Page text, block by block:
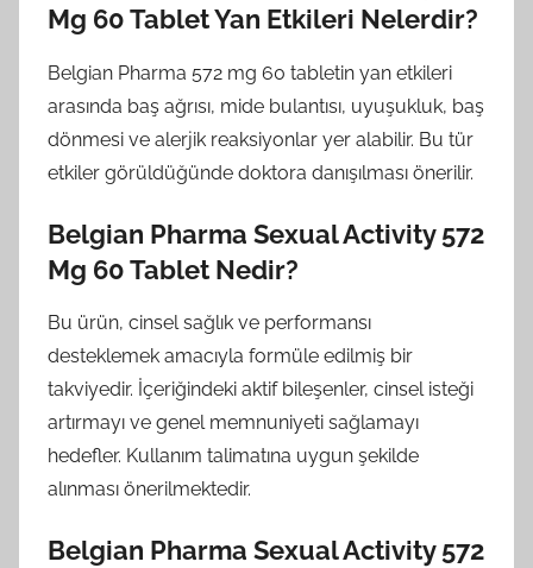
Mg 60 Tablet Yan Etkileri Nelerdir?
Belgian Pharma 572 mg 60 tabletin yan etkileri
arasında baş ağrısı, mide bulantısı, uyuşukluk, baş
dönmesi ve alerjik reaksiyonlar yer alabilir. Bu tür
etkiler görüldüğünde doktora danışılması önerilir.
Belgian Pharma Sexual Activity 572
Mg 60 Tablet Nedir?
Bu ürün, cinsel sağlık ve performansı
desteklemek amacıyla formüle edilmiş bir
takviyedir. İçeriğindeki aktif bileşenler, cinsel isteği
artırmayı ve genel memnuniyeti sağlamayı
hedefler. Kullanım talimatına uygun şekilde
alınması önerilmektedir.
Belgian Pharma Sexual Activity 572